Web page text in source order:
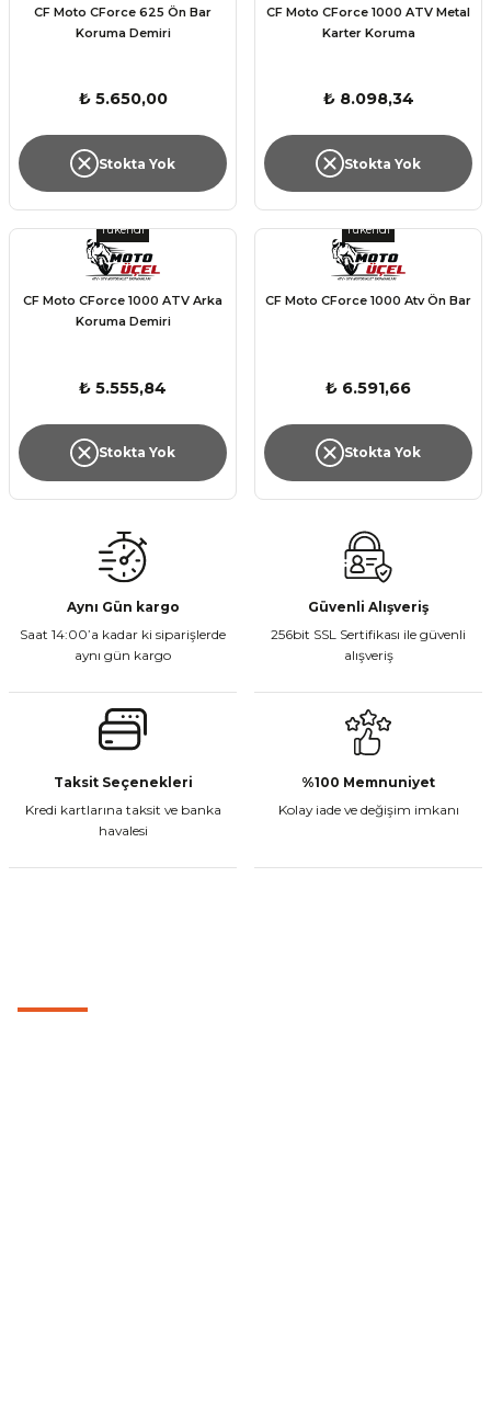
CF Moto CForce 625 Ön Bar
Koruma Demiri
₺ 5.650,00
Stokta Yok
CF Moto CForce 1000 ATV Metal
Karter Koruma
₺ 8.098,34
Stokta Yok
Tükendi
CF Moto CForce 1000 ATV Arka
Koruma Demiri
₺ 5.555,84
Stokta Yok
Tükendi
CF Moto CForce 1000 Atv Ön Bar
₺ 6.591,66
Stokta Yok
Aynı Gün kargo
Saat 14:00’a kadar ki siparişlerde
aynı gün kargo
Güvenli Alışveriş
256bit SSL Sertifikası ile güvenli
alışveriş
Taksit Seçenekleri
Kredi kartlarına taksit ve banka
havalesi
%100 Memnuniyet
Kolay iade ve değişim imkanı